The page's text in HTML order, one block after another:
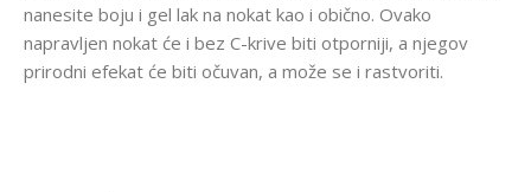
nanesite boju i gel lak na nokat kao i obično. Ovako
napravljen nokat će i bez C-krive biti otporniji, a njegov
prirodni efekat će biti očuvan, a može se i rastvoriti.